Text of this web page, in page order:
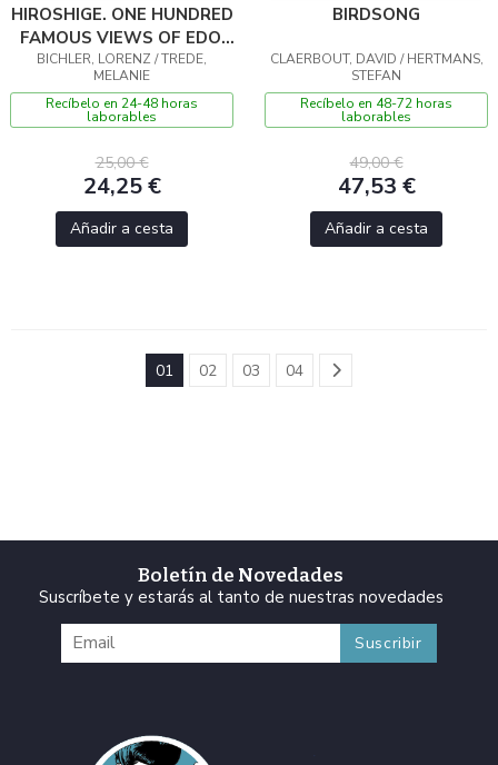
HIROSHIGE. ONE HUNDRED
FAMOUS VIEWS OF EDO.
45TH ED.
BICHLER, LORENZ / TREDE,
MELANIE
Recíbelo en 24-48 horas
laborables
25,00 €
24,25 €
Añadir a cesta
BIRDSONG
CLAERBOUT, DAVID / HERTMANS,
STEFAN
Recíbelo en 48-72 horas
laborables
49,00 €
47,53 €
Añadir a cesta
01 02 03 04
Boletín de Novedades
Suscríbete y estarás al tanto de nuestras novedades